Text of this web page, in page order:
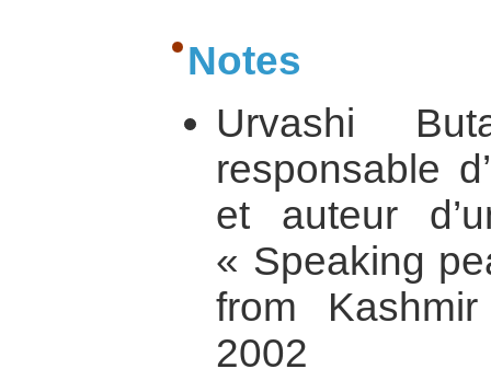
Notes
Urvashi
responsable
et auteur
« Speaking
from
2002